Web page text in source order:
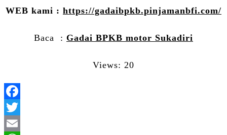
WEB kami : https://gadaibpkb.pinjamanbfi.com/
Baca : Gadai BPKB motor Sukadiri
Views: 20